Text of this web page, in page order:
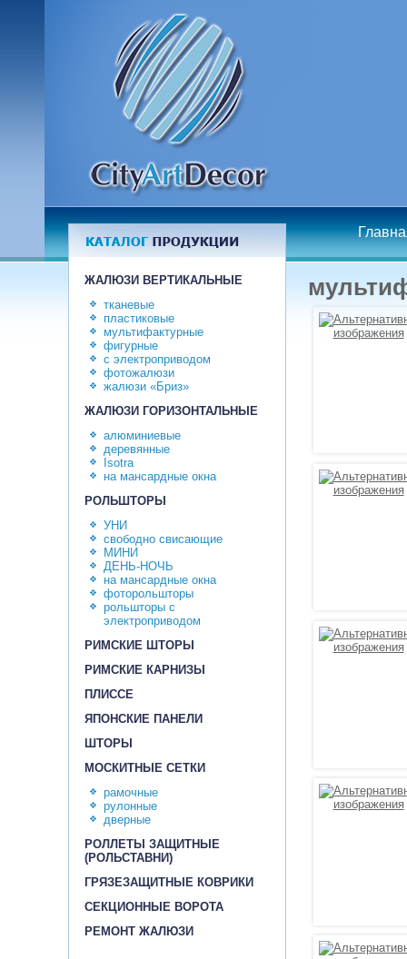
ЖАЛЮЗИ ВЕРТИКАЛЬНЫЕ
тканевые
пластиковые
мультифактурные
фигурные
с электроприводом
фотожалюзи
жалюзи «Бриз»
ЖАЛЮЗИ ГОРИЗОНТАЛЬНЫЕ
алюминиевые
деревянные
Isotra
на мансардные окна
РОЛЬШТОРЫ
УНИ
свободно свисающие
МИНИ
ДЕНЬ-НОЧЬ
на мансардные окна
фоторольшторы
рольшторы с
электроприводом
РИМСКИЕ ШТОРЫ
РИМСКИЕ КАРНИЗЫ
ПЛИССЕ
ЯПОНСКИЕ ПАНЕЛИ
ШТОРЫ
МОСКИТНЫЕ СЕТКИ
рамочные
рулонные
дверные
РОЛЛЕТЫ ЗАЩИТНЫЕ
(РОЛЬСТАВНИ)
ГРЯЗЕЗАЩИТНЫЕ КОВРИКИ
СЕКЦИОННЫЕ ВОРОТА
РЕМОНТ ЖАЛЮЗИ